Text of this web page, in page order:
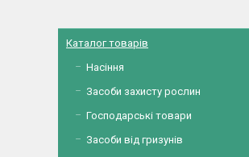
Каталог товарів
Насіння
Засоби захисту рослин
Господарські товари
Засоби від гризунів